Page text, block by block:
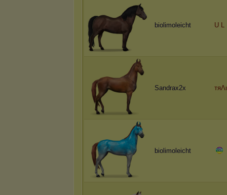
biolimoleicht U L
Sandrax2x
biolimoleicht